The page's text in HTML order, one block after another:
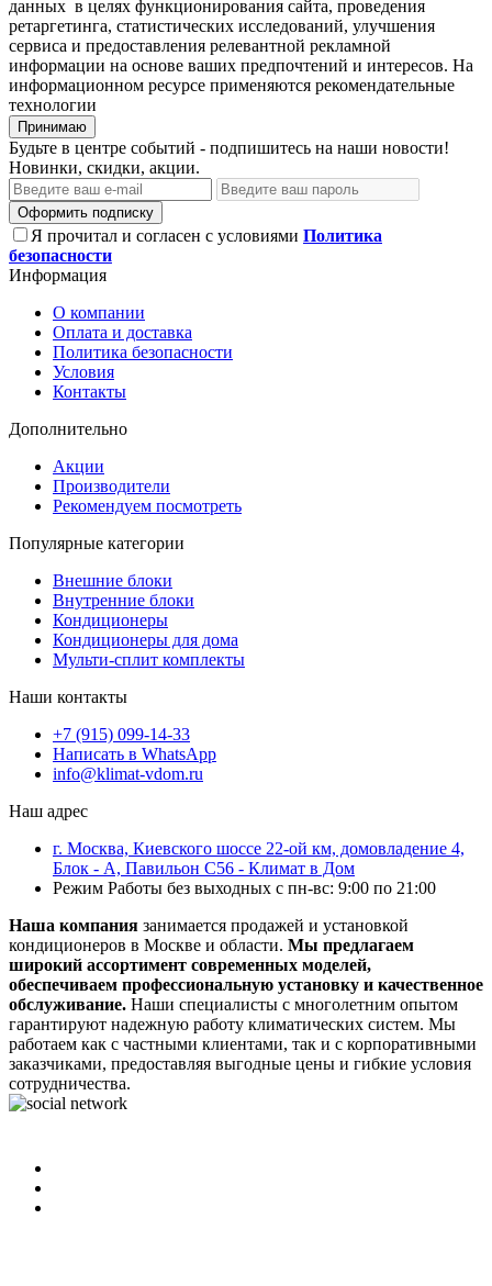
данных в целях функционирования сайта, проведения
ретаргетинга, статистических исследований, улучшения
сервиса и предоставления релевантной рекламной
информации на основе ваших предпочтений и интересов. На
информационном ресурсе применяются рекомендательные
технологии
Принимаю
Будьте в центре событий - подпишитесь на наши новости!
Новинки, скидки, акции.
Оформить подписку
Я прочитал и согласен с условиями Политика
безопасности
Информация
О компании
Оплата и доставка
Политика безопасности
Условия
Контакты
Дополнительно
Акции
Производители
Рекомендуем посмотреть
Популярные категории
Внешние блоки
Внутренние блоки
Кондиционеры
Кондиционеры для дома
Мульти-сплит комплекты
Наши контакты
+7 (915) 099-14-33
Написать в WhatsApp
info@klimat-vdom.ru
Наш адрес
г. Москва, Киевского шоссе 22-ой км, домовладение 4,
Блок - А, Павильон С56 - Климат в Дом
Режим Работы без выходных с пн-вс: 9:00 по 21:00
Наша компания занимается продажей и установкой
кондиционеров в Москве и области. Мы предлагаем
широкий ассортимент современных моделей,
обеспечиваем профессиональную установку и качественное
обслуживание. Наши специалисты с многолетним опытом
гарантируют надежную работу климатических систем. Мы
работаем как с частными клиентами, так и с корпоративными
заказчиками, предоставляя выгодные цены и гибкие условия
сотрудничества.